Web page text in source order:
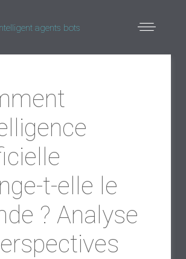
t-elle le
? Analyse